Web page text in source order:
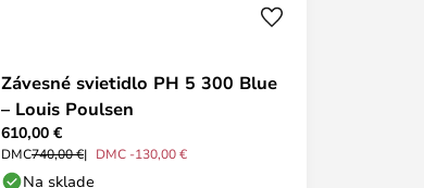
Závesné svietidlo PH 5 300 Blue
– Louis Poulsen
610,00 €
DMC740,00 € DMC -130,00 €
Na sklade